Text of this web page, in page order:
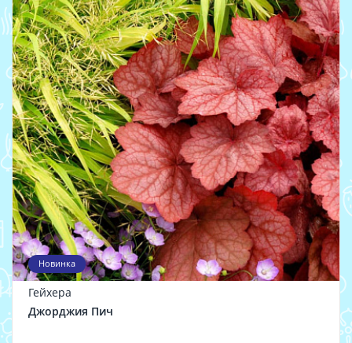
Новинка
Гейхера
Джорджия Пич